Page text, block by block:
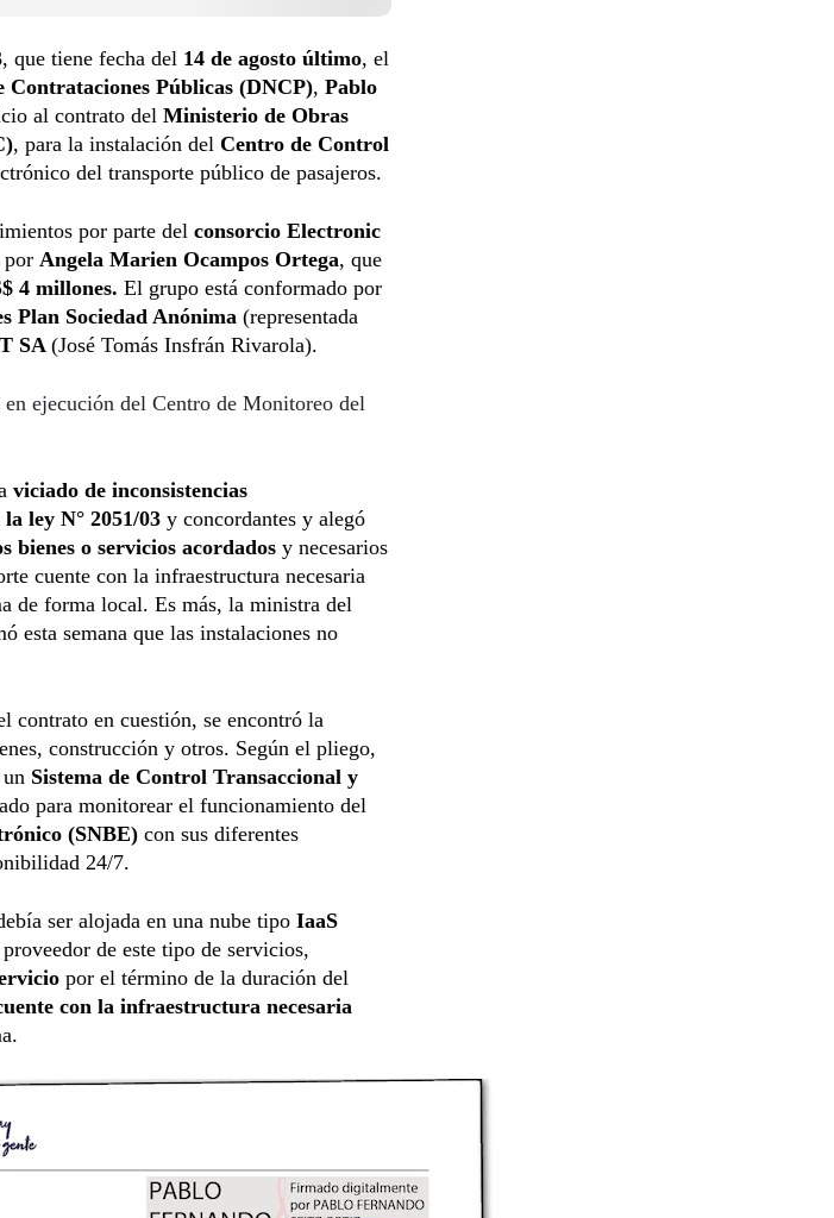
, que tiene fecha del 14 de agosto último, el
Contrataciones Públicas (DNCP), Pablo
al contrato del Ministerio de Obras
, para la instalación del Centro de Control
del transporte público de pasajeros.
por parte del consorcio Electronic
por Angela Marien Ocampos Ortega, que
4 millones. El grupo está conformado por
Plan Sociedad Anónima (representada
SA (José Tomás Insfrán Rivarola).
ejecución del Centro de Monitoreo del
viciado de inconsistencias
ley N° 2051/03 y concordantes y alegó
bienes o servicios acordados y necesarios
cuente con la infraestructura necesaria
de forma local. Es más, la ministra del
esta semana que las instalaciones no
contrato en cuestión, se encontró la
construcción y otros. Según el pliego,
Sistema de Control Transaccional y
para monitorear el funcionamiento del
(SNBE) con sus diferentes
24/7.
ser alojada en una nube tipo IaaS
de este tipo de servicios,
por el término de la duración del
con la infraestructura necesaria